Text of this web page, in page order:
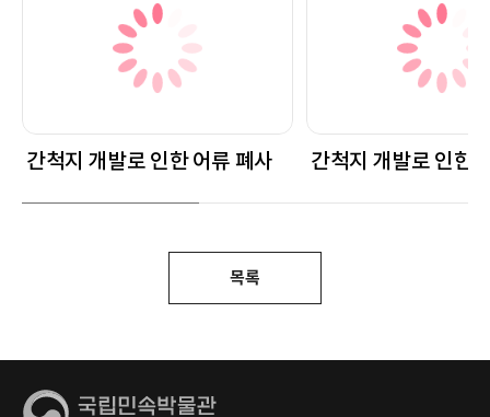
간척지 개발로 인한 어류 폐사 간척지 개발로 인한
목록